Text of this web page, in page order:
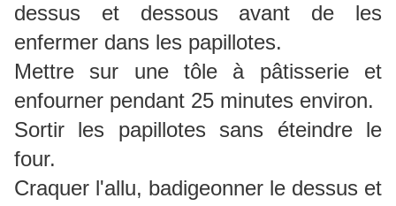
dessus et dessous avant de les
enfermer dans les papillotes.
Mettre sur une tôle à pâtisserie et
enfourner pendant 25 minutes environ.
Sortir les papillotes sans éteindre le
four.
Craquer l'allu, badigeonner le dessus et